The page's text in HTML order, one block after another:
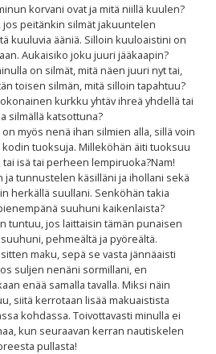
korvani ovat ja mitä niillä kuulen?
jos peitänkin silmät jakuuntelen
kuuluvia ääniä. Silloin kuuloaistini on
Aukaisiko joku juuri jääkaapin?
on silmät, mitä näen juuri nyt tai,
toisen silmän, mitä silloin tapahtuu?
kurkku yhtäv ihreä yhdellä tai
silmällä katsottuna?
myös nenä ihan silmien alla, sillä voin
kodin tuoksuja. Milleköhän äiti tuoksuu
tai isä tai perheen lempiruoka?Nam!
ja tunnustelen käsilläni ja ihollani sekä
herkällä suullani. Senköhän takia
suuhuni kaikenlaista?
tuntuu, jos laittaisin tämän punaisen
pehmeältä ja pyöreältä.
maku, sepä se vasta jännäaisti
suljen nenäni sormillani, en
enää samalla tavalla. Miksi näin
siitä kerrotaan lisää makuaistista
kohdassa. Toivottavasti minulla ei
kun seuraavan kerran nautiskelen
pullasta!